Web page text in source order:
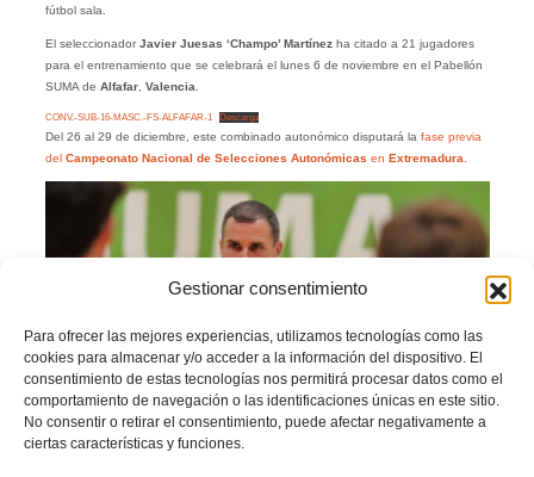
Gestionar consentimiento
Para ofrecer las mejores experiencias, utilizamos tecnologías como las
cookies para almacenar y/o acceder a la información del dispositivo. El
consentimiento de estas tecnologías nos permitirá procesar datos como el
comportamiento de navegación o las identificaciones únicas en este sitio.
No consentir o retirar el consentimiento, puede afectar negativamente a
ciertas características y funciones.
fútbol sala.
El seleccionadorJavier Juesas ‘Champo’ Martínezha citado a 21 jugadores
para el entrenamiento que se celebrará el lunes 6 de noviembre en el Pabellón
SUMA de Alfafar, Valencia
CONV.-SUB-16-MASC.-FS-ALFAFAR-1 Descarga
Del 26 al 29 de diciembre, este combinado autonómico disputará la fase previa
del Campeonato Nacional de Selecciones Autonómicas en Extremadura